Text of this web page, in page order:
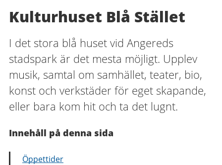
Kulturhuset Blå Stället
I det stora blå huset vid Angereds
stadspark är det mesta möjligt. Upplev
musik, samtal om samhället, teater, bio,
konst och verkstäder för eget skapande,
eller bara kom hit och ta det lugnt.
Innehåll på denna sida
Öppettider